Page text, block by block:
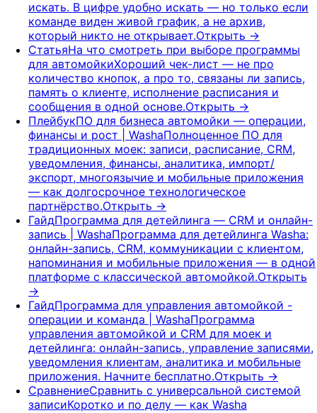
искать. В цифре удобно искать — но только если
команде виден живой график, а не архив,
который никто не открывает.Открыть →
СтатьяНа что смотреть при выборе программы
для автомойкиХороший чек-лист — не про
количество кнопок, а про то, связаны ли запись,
память о клиенте, исполнение расписания и
сообщения в одной основе.Открыть →
ПлейбукПО для бизнеса автомойки — операции,
финансы и рост | WashaПолноценное ПО для
традиционных моек: записи, расписание, CRM,
уведомления, финансы, аналитика, импорт/
экспорт, многоязычие и мобильные приложения
— как долгосрочное технологическое
партнёрство.Открыть →
ГайдПрограмма для детейлинга — CRM и онлайн-
запись | WashaПрограмма для детейлинга Washa:
онлайн-запись, CRM, коммуникации с клиентом,
напоминания и мобильные приложения — в одной
платформе с классической автомойкой.Открыть
→
ГайдПрограмма для управления автомойкой -
операции и команда | WashaПрограмма
управления автомойкой и CRM для моек и
детейлинга: онлайн-запись, управление записями,
уведомления клиентам, аналитика и мобильные
приложения. Начните бесплатно.Открыть →
СравнениеСравнить с универсальной системой
записиКоротко и по делу — как Washa